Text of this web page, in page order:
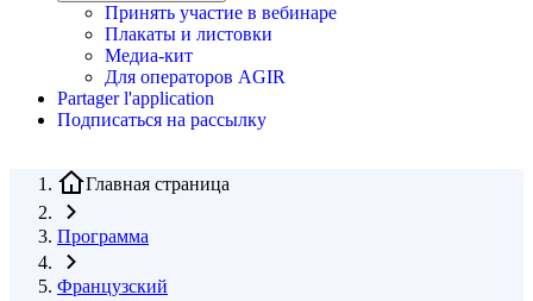
Принять участие в вебинаре
Плакаты и листовки
Медиа-кит
Для операторов AGIR
Partager l'application
Подписаться на рассылку
Главная страница
Программа
Французский